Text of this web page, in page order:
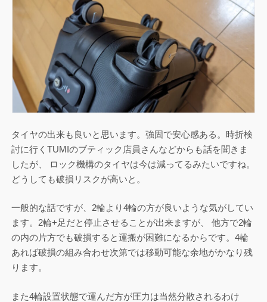
タイヤの出来も良いと思います。強固で安心感ある。時折検
討に行くTUMIのブティック店員さんなどからも話を聞きま
したが、 ロック機構のタイヤは今は減ってるみたいですね。
どうしても破損リスクが高いと。
一般的な話ですが、2輪より4輪の方が良いような気がしてい
ます。2輪+足だと停止させることが出来ますが、 他方で2輪
の内の片方でも破損すると運搬が困難になるからです。4輪
あれば破損の組み合わせ次第では移動可能な余地がかなり残
ります。
また4輪設置状態で運んだ方が圧力は当然分散されるわけ